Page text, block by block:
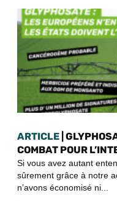
ARTICLE |
COMBAT POUR
Si vous avez autant
sûrement grâce à notre
n’avons économisé ni...